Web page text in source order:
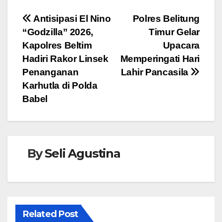
e
b
o
o
k
er s
A
p
p
e
er
Navigasi
pos
Polres Belitung
Timur Gelar
Upacara
Memperingati Hari
Lahir Pancasila
Antisipasi El Nino
“Godzilla” 2026,
Kapolres Beltim
Hadiri Rakor Linsek
Penanganan
Karhutla di Polda
Babel
BySeli Agustina
Related Post